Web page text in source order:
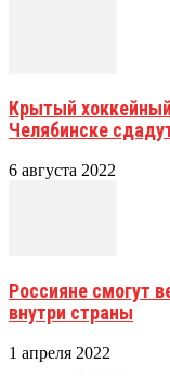
Крытый
Челябинске
6 августа 2022
Россияне смогут
внутри страны
1 апреля 2022